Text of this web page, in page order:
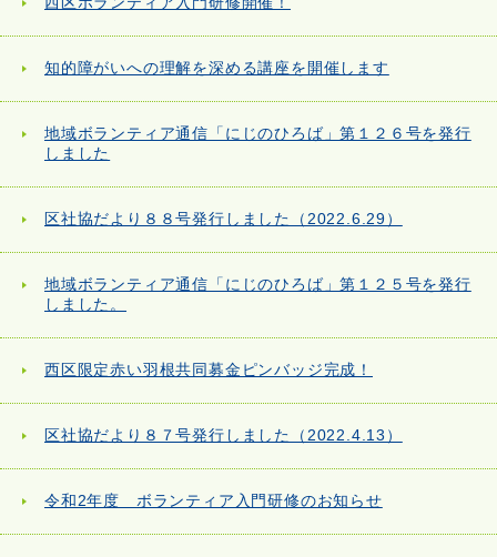
知的障がいへの理解を深める講座を開催します
地域ボランティア通信「にじのひろば」第１２６号を発行
しました
区社協だより８８号発行しました（2022.6.29）
地域ボランティア通信「にじのひろば」第１２５号を発行
しました。
西区限定赤い羽根共同募金ピンバッジ完成！
区社協だより８７号発行しました（2022.4.13）
令和2年度 ボランティア入門研修のお知らせ